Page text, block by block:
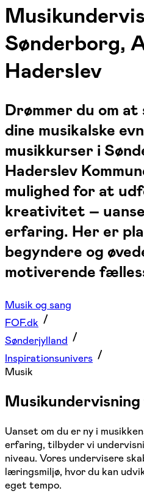
Sønderborg,
Haderslev
Drømmer du om at
dine musikalske
musikkurser i
Haderslev
mulighed for at
kreativitet –
erfaring. Her er
begyndere og
motiverende
Musik og sang
FOF.dk
Sønderjylland
Inspirationsunivers
Musik
Uanset om du er ny i
erfaring, tilbyder vi
niveau. Vores undervisere
læringsmiljø, hvor du kan
eget tempo.